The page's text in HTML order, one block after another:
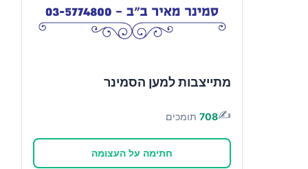
מתייצבות למען הסמינר
✍️
708 תומכים
חתימה על העצומה